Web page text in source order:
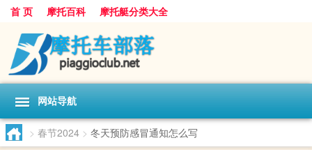
首 页 摩托百科 摩托艇分类大全
网站导航
> 春节2024 > 冬天预防感冒通知怎么写